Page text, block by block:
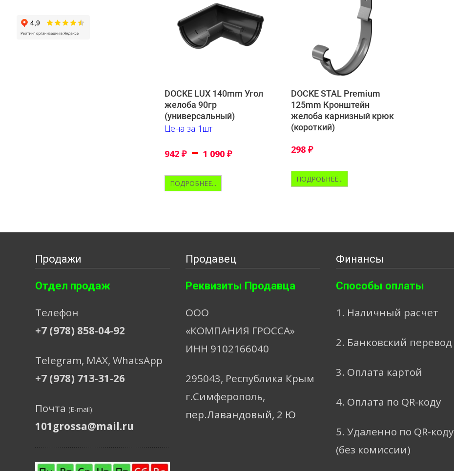
DOCKE LUX 140mm Угол
желоба 90гр
(универсальный)
Цена за 1шт
942 ₽ – 1 090 ₽
ПОДРОБНЕЕ...
DOCKE STAL Premium
125mm Кронштейн
желоба карнизный крюк
(короткий)
298₽
ПОДРОБНЕЕ...
Продажи
Отдел продаж
Телефон
+7 (978) 858-04-92
Telegram, МАХ, WhatsApp
+7 (978) 713-31-26
Почта (E-mail):
101grossa@mail.ru
Продавец
Реквизиты Продавца
ООО
«КОМПАНИЯ ГРОССА»
ИНН 9102166040
295043, Республика Крым
г.Симферополь,
пер.Лавандовый, 2 Ю
Финансы
Способы оплаты
1. Наличный расчет
2. Банковский перевод
3. Оплата картой
4. Оплата по QR-коду
5. Удаленно по QR-коду
(без комиссии)